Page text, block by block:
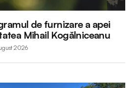
de furnizare a apei
Mihail Kogălniceanu
2026